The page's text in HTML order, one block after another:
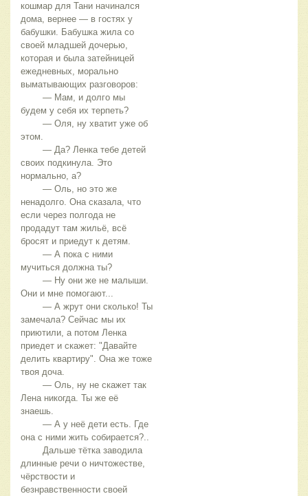
кошмар для Тани начинался
дома, вернее — в гостях у
бабушки. Бабушка жила со
своей младшей дочерью,
которая и была затейницей
ежедневных, морально
выматывающих разговоров:
будем у себя их терпеть?
этом.
своих подкинула. Это
нормально, а?
ненадолго. Она сказала, что
если через полгода не
продадут там жильё, всё
бросят и приедут к детям.
мучиться должна ты?
Они и мне помогают...
замечала? Сейчас мы их
приютили, а потом Ленка
приедет и скажет: "Давайте
делить квартиру". Она же тоже
твоя доча.
Лена никогда. Ты же её
знаешь.
она с ними жить собирается?..
длинные речи о ничтожестве,
чёрствости и
безнравственности своей